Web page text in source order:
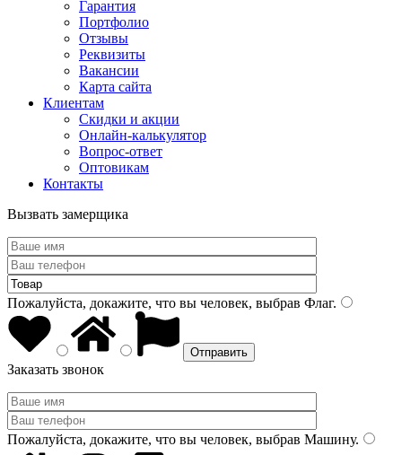
Гарантия
Портфолио
Отзывы
Реквизиты
Вакансии
Карта сайта
Клиентам
Скидки и акции
Онлайн-калькулятор
Вопрос-ответ
Оптовикам
Контакты
Вызвать замерщика
Пожалуйста, докажите, что вы человек, выбрав Флаг.
Заказать звонок
Пожалуйста, докажите, что вы человек, выбрав Машину.